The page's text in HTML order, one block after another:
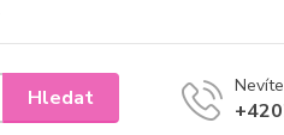
Hledat